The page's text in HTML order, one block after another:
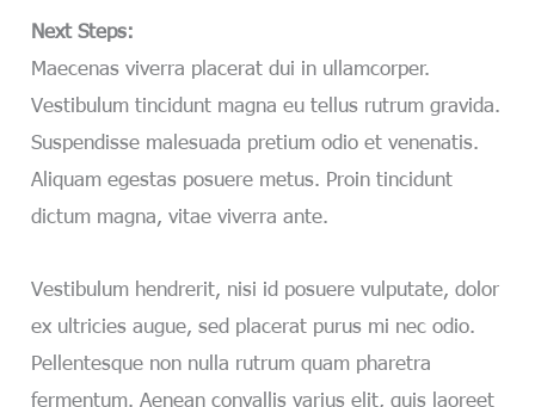
Next Steps:
Maecenas viverra placerat dui in ullamcorper.
Vestibulum tincidunt magna eu tellus rutrum gravida.
Suspendisse malesuada pretium odio et venenatis.
Aliquam egestas posuere metus. Proin tincidunt
dictum magna, vitae viverra ante.
Vestibulum hendrerit, nisi id posuere vulputate, dolor
ex ultricies augue, sed placerat purus mi nec odio.
Pellentesque non nulla rutrum quam pharetra
fermentum. Aenean convallis varius elit, quis laoreet